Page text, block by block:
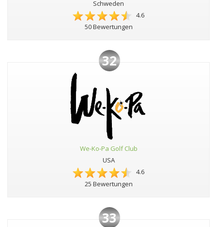
Schweden
4.6
50 Bewertungen
32
We-Ko-Pa Golf Club
USA
4.6
25 Bewertungen
33